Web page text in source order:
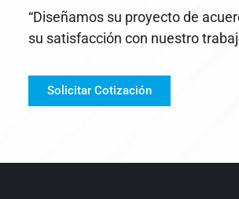
“Diseñamos su proyecto de
su satisfacción con nuestro
Solicitar Cotización